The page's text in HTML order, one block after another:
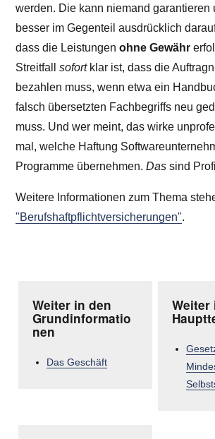
werden. Die kann niemand garantieren
besser im Gegenteil ausdrücklich
dass die Leistungenohne Gewähr
Streitfallsofortklar ist, dass die
bezahlen muss, wenn etwa ein
falsch übersetzten Fachbegriffs neu
muss. Und wer meint, das wirke
mal, welche Haftung
Programme übernehmen.Das sind
Weitere Informationen zum Thema
"Berufshaftpflichtversicherungen".
Weiter in den
Grundinformatio
nen
Das Geschäft
Weiter